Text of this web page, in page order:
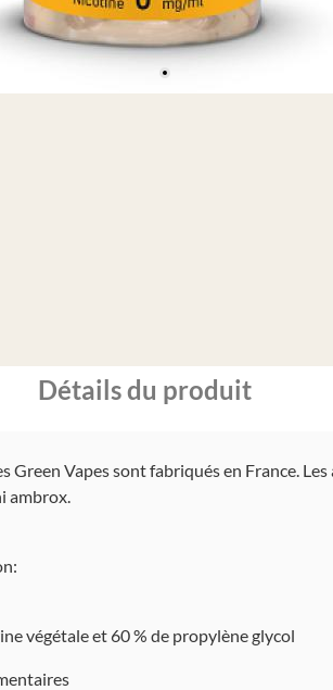
Détails du produit
Green Vapes sont fabriqués en France.
ambrox.
végétale et 60 % de propylène glycol